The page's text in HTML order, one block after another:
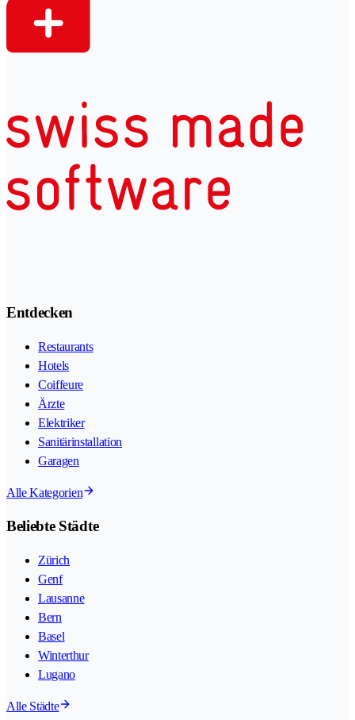
Entdecken
Restaurants
Hotels
Coiffeure
Ärzte
Elektriker
Sanitärinstallation
Garagen
Alle Kategorien
Beliebte Städte
Zürich
Genf
Lausanne
Bern
Basel
Winterthur
Lugano
Alle Städte